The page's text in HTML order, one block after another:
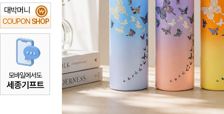
대박머니
COUPON SHOP
₩
모바일에서도
세종기프트